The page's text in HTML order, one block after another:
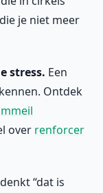
je niet meer
stress. Een
Ontdek
over renforcer
“dat is